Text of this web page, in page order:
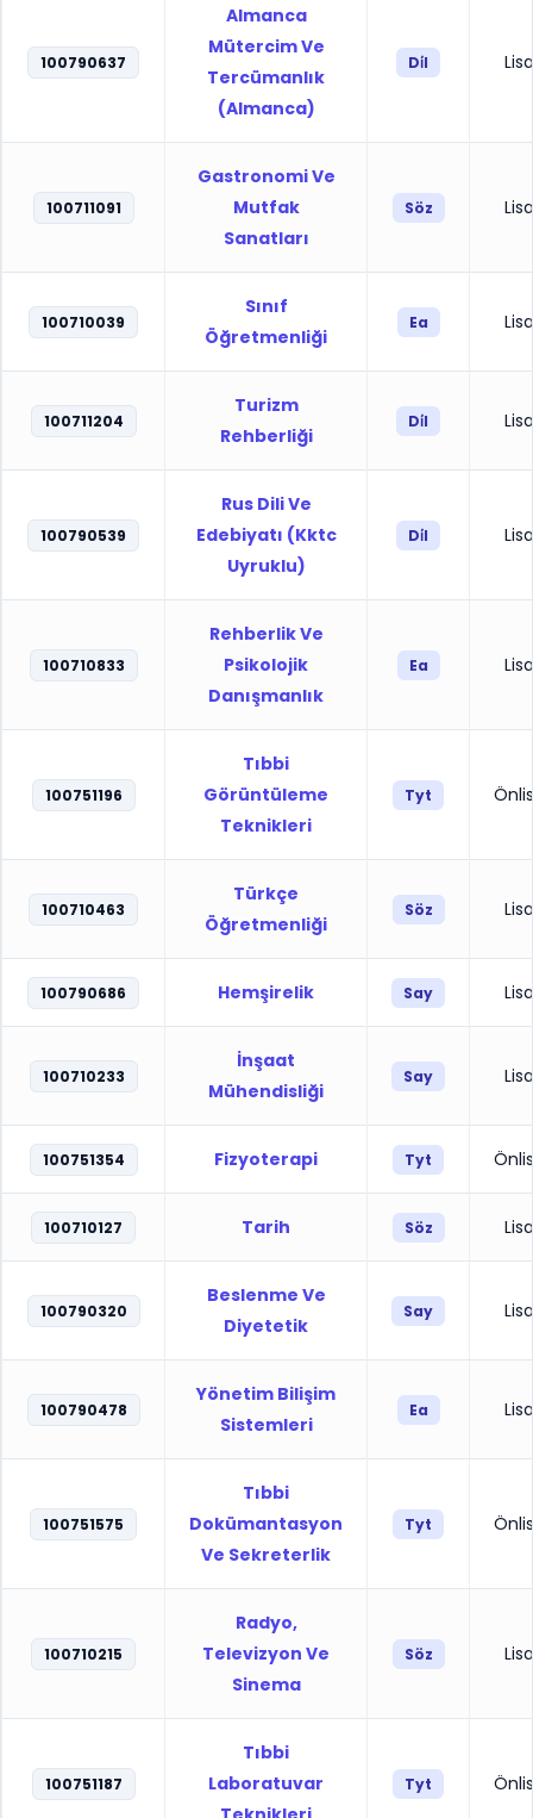
100790637
Almanca
Mütercim Ve
Tercümanlık
(Almanca)
Di̇l
100711091
Gastronomi Ve
Mutfak
Sanatları
Söz
100710039
Sınıf
Öğretmenliği
Ea
100711204
Turizm
Rehberliği
Di̇l
100790539
Rus Dili Ve
Edebiyatı (Kktc
Uyruklu)
Di̇l
100710833
Rehberlik Ve
Psikolojik
Danışmanlık
Ea
100751196
Tıbbi
Görüntüleme
Teknikleri
Tyt
100710463
Türkçe
Öğretmenliği
Söz
100790686 Hemşirelik Say
100710233
İnşaat
Mühendisliği
Say
100751354 Fizyoterapi Tyt
100710127 Tarih Söz
100790320
Beslenme Ve
Diyetetik
Say
100790478
Yönetim Bilişim
Sistemleri
Ea
100751575
Tıbbi
Dokümantasyon
Ve Sekreterlik
Tyt
100710215
Radyo,
Televizyon Ve
Sinema
Söz
100751187
Tıbbi
Laboratuvar
Tyt